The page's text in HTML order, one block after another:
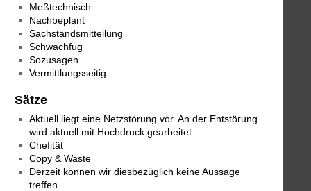
Meßtechnisch
Nachbeplant
Sachstandsmitteilung
Schwachfug
Sozusagen
Vermittlungsseitig
Sätze
Aktuell liegt eine Netzstörung vor. An der Entstörung
wird aktuell mit Hochdruck gearbeitet.
Chefität
Copy & Waste
Derzeit können wir diesbezüglich keine Aussage
treffen